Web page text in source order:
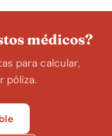
médicos?
para calcular,
póliza.